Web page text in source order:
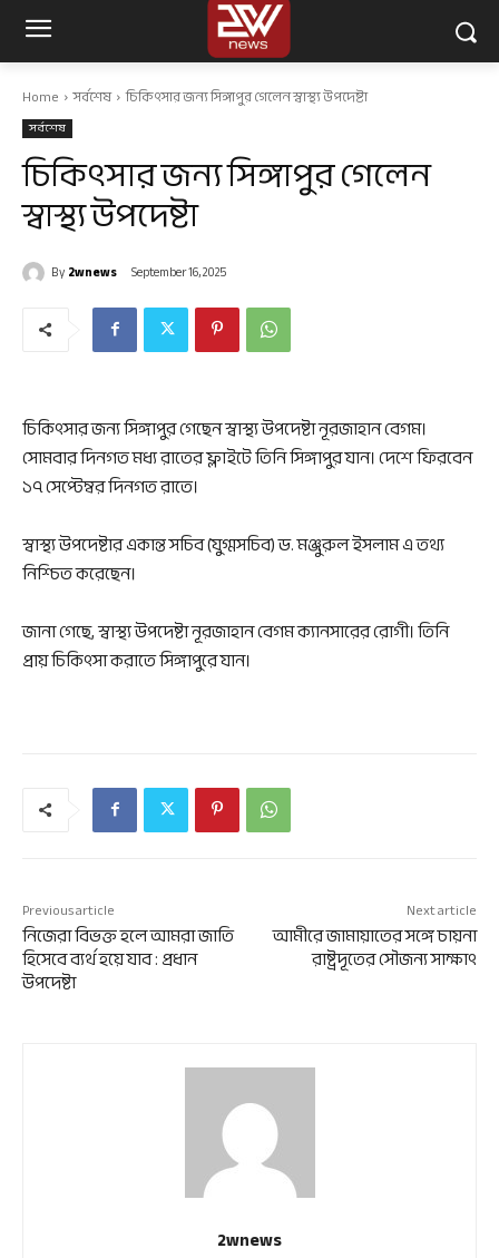
Home সর্বশেষ চিকিৎসার জন্য সিঙ্গাপুর গেলেন স্বাস্থ্য উপদেষ্টা
সর্বশেষ
চিকিৎসার জন্য সিঙ্গাপুর গেলেন
স্বাস্থ্য উপদেষ্টা
By2wnews September 16, 2025
চিকিৎসার জন্য সিঙ্গাপুর গেছেন স্বাস্থ্য উপদেষ্টা নূরজাহান বেগম।
সোমবার দিনগত মধ্য রাতের ফ্লাইটে তিনি সিঙ্গাপুর যান। দেশে ফিরবেন
১৭ সেপ্টেম্বর দিনগত রাতে।
স্বাস্থ্য উপদেষ্টার একান্ত সচিব (যুগ্মসচিব) ড. মঞ্জুরুল ইসলাম এ তথ্য
নিশ্চিত করেছেন।
জানা গেছে, স্বাস্থ্য উপদেষ্টা নূরজাহান বেগম ক্যানসারের রোগী। তিনি
প্রায় চিকিৎসা করাতে সিঙ্গাপুরে যান।
Previous article
নিজেরা বিভক্ত হলে আমরা জাতি
হিসেবে ব্যর্থ হয়ে যাব : প্রধান
উপদেষ্টা
Next article
আমীরে জামায়াতের সঙ্গে চায়না
রাষ্ট্রদূতের সৌজন্য সাক্ষাৎ
2wnews